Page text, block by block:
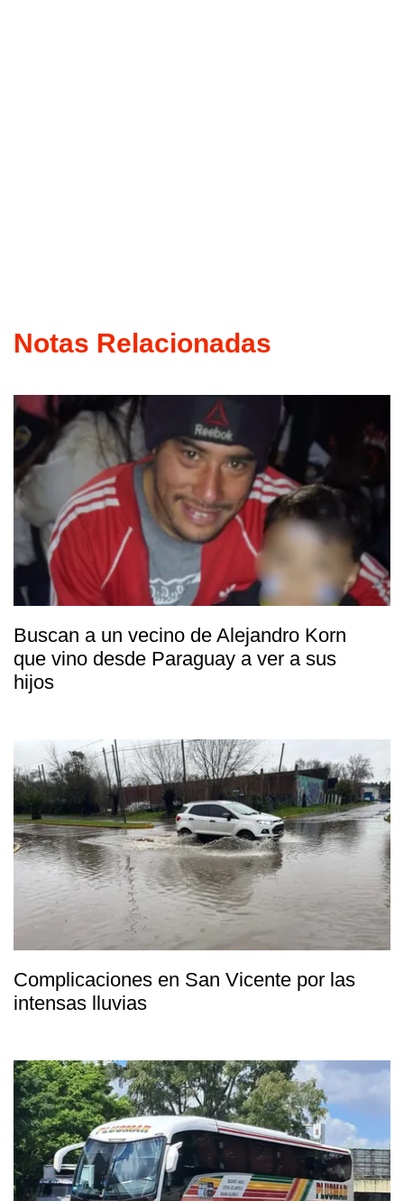
Notas Relacionadas
Buscan a un vecino de Alejandro Korn
que vino desde Paraguay a ver a sus
hijos
Complicaciones en San Vicente por las
intensas lluvias